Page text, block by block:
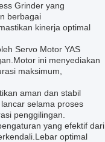
Grinder yang
berbagai
kinerja optimal
Servo Motor YAS
ini menyediakan
maksimum,
aman dan stabil
selama proses
penggilingan.
yang efektif dari
optimal